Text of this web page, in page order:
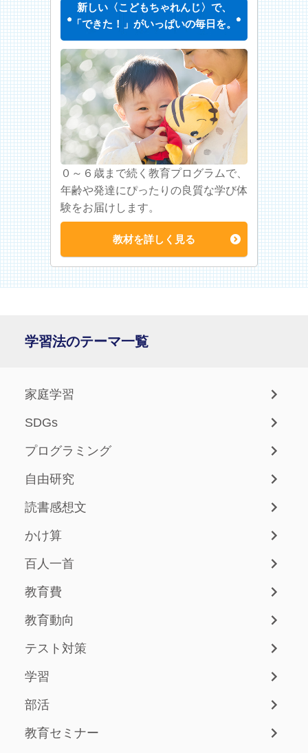
新しい〈こどもちゃれんじ〉で、
「できた！」がいっぱいの毎日を。
０～６歳まで続く教育プログラムで、
年齢や発達にぴったりの良質な学び体
験をお届けします。
教材を詳しく見る
学習法のテーマ一覧
家庭学習
SDGs
プログラミング
自由研究
読書感想文
かけ算
百人一首
教育費
教育動向
テスト対策
学習
部活
教育セミナー